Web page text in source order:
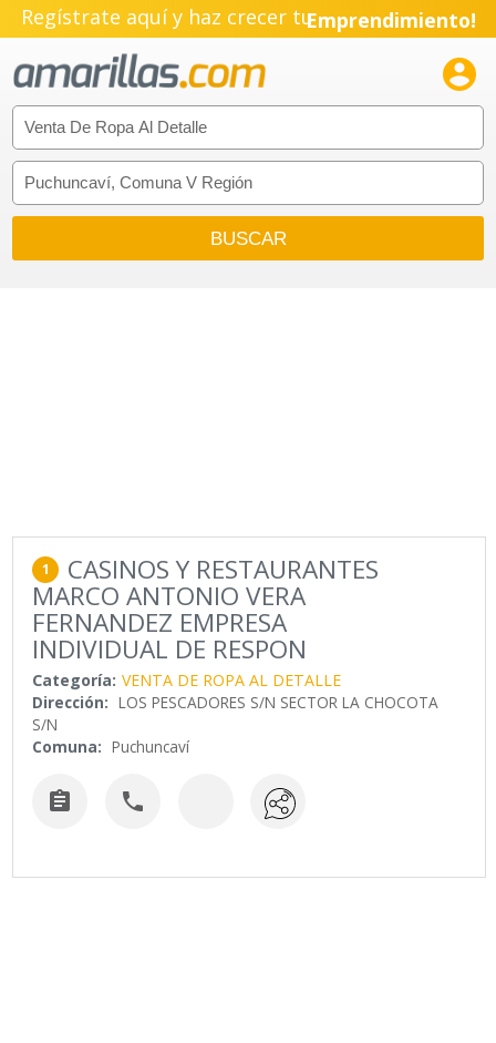
Regístrate aquí y haz crecer tuEmprendimiento!

1 CASINOS Y RESTAURANTES
MARCO ANTONIO VERA
FERNANDEZ EMPRESA
INDIVIDUAL DE RESPON
Categoría: VENTA DE ROPA AL DETALLE
Dirección: LOS PESCADORES S/N SECTOR LA CHOCOTA
S/N
Comuna: Puchuncaví
 